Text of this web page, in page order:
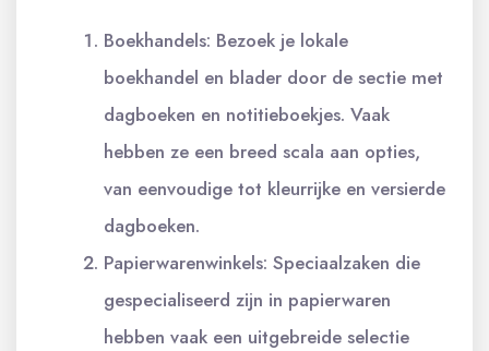
Boekhandels: Bezoek je lokale
boekhandel en blader door de sectie met
dagboeken en notitieboekjes. Vaak
hebben ze een breed scala aan opties,
van eenvoudige tot kleurrijke en versierde
dagboeken.
Papierwarenwinkels: Speciaalzaken die
gespecialiseerd zijn in papierwaren
hebben vaak een uitgebreide selectie